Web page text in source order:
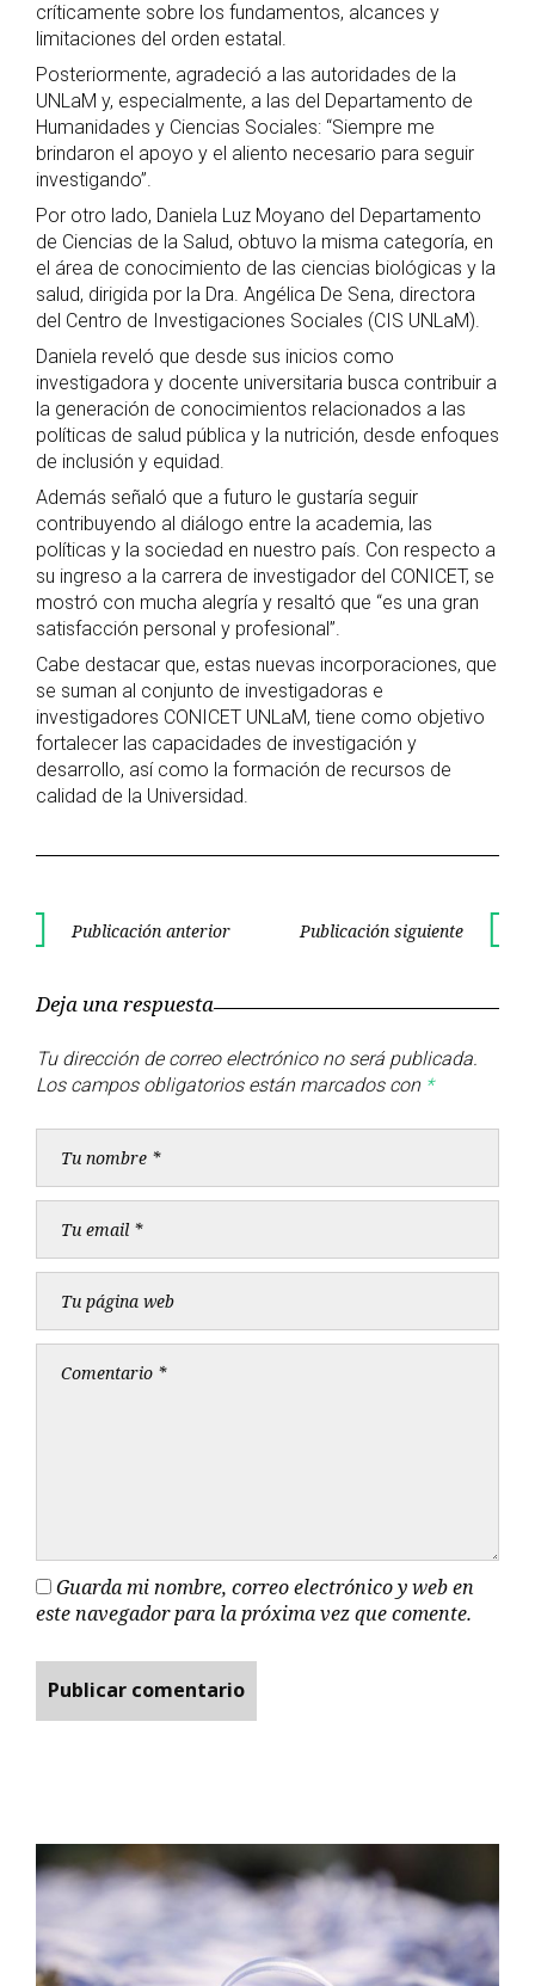
críticamente sobre los fundamentos, alcances y
limitaciones del orden estatal.
Posteriormente, agradeció a las autoridades de la
UNLaM y, especialmente, a las del Departamento de
Humanidades y Ciencias Sociales: “Siempre me
brindaron el apoyo y el aliento necesario para seguir
investigando”.
Por otro lado, Daniela Luz Moyano del Departamento
de Ciencias de la Salud, obtuvo la misma categoría, en
el área de conocimiento de las ciencias biológicas y la
salud, dirigida por la Dra. Angélica De Sena, directora
del Centro de Investigaciones Sociales (CIS UNLaM).
Daniela reveló que desde sus inicios como
investigadora y docente universitaria busca contribuir a
la generación de conocimientos relacionados a las
políticas de salud pública y la nutrición, desde enfoques
de inclusión y equidad.
Además señaló que a futuro le gustaría seguir
contribuyendo al diálogo entre la academia, las
políticas y la sociedad en nuestro país. Con respecto a
su ingreso a la carrera de investigador del CONICET, se
mostró con mucha alegría y resaltó que “es una gran
satisfacción personal y profesional”.
Cabe destacar que, estas nuevas incorporaciones, que
se suman al conjunto de investigadoras e
investigadores CONICET UNLaM, tiene como objetivo
fortalecer las capacidades de investigación y
desarrollo, así como la formación de recursos de
calidad de la Universidad.
Navegación
entradas
Publicación anterior Publicación siguiente
Deja una respuesta
Tu dirección de correo electrónico no será publicada.
Los campos obligatorios están marcados con *
Guarda mi nombre, correo electrónico y web en
este navegador para la próxima vez que comente.